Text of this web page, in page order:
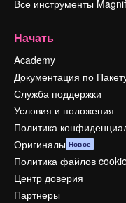
Все инструменты
Начать
Academy
Документация по
Служба поддержки
Условия и положения
Политика
Оригиналы Новое
Политика файлов
Центр доверия
Партнеры